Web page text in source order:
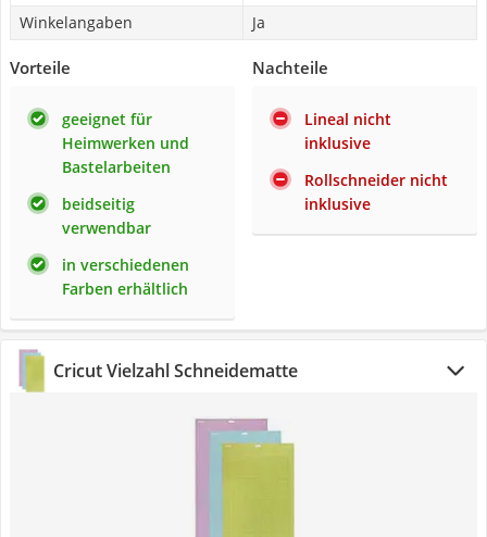
Winkelangaben
Ja
Vorteile
geeignet für
Heimwerken und
Bastelarbeiten
beidseitig
verwendbar
in verschiedenen
Farben erhältlich
Nachteile
Lineal nicht
inklusive
Rollschneider nicht
inklusive
Cricut Vielzahl Schneidematte